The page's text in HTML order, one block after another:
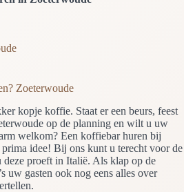
Zoeterwoude
kopje koffie. Staat er een beurs, feest
op de planning en wilt u uw
welkom? Een koffiebar huren bij
idee! Bij ons kunt u terecht voor de
proeft in Italië. Als klap op de
uw gasten ook nog eens alles over